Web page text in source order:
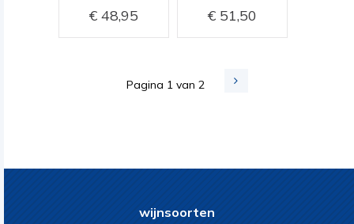
48,95 51,50
Pagina 1 van 2
wijnsoorten